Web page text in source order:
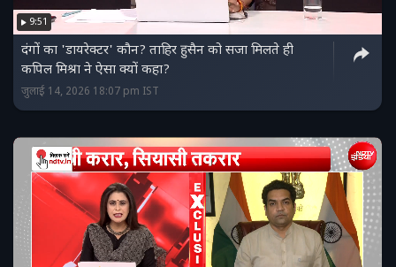
9:51
दंगों का 'डायरेक्टर' कौन? ताहिर हुसैन को सजा मिलते ही
कपिल मिश्रा ने ऐसा क्यों कहा?
जुलाई 14, 2026 18:07 pm IST